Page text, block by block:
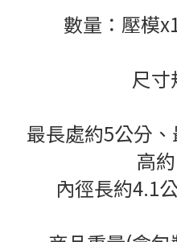
數量：壓模
尺寸
最長處約5公分
高
內徑長約4.1